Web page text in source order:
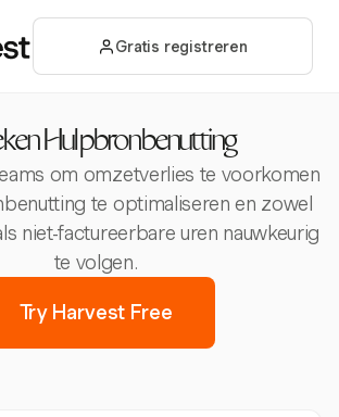
Gratis registreren
Hulpbronbenutting
om omzetverlies te voorkomen
te optimaliseren en zowel
niet-factureerbare uren nauwkeurig
te volgen.
Try Harvest Free